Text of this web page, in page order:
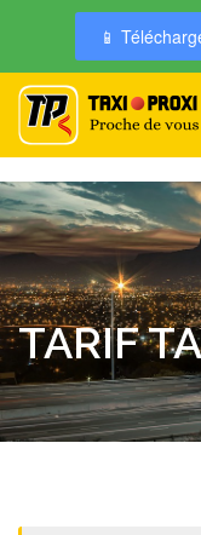
📱
TARIF